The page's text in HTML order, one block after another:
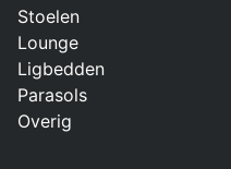
Stoelen
Lounge
Ligbedden
Parasols
Overig